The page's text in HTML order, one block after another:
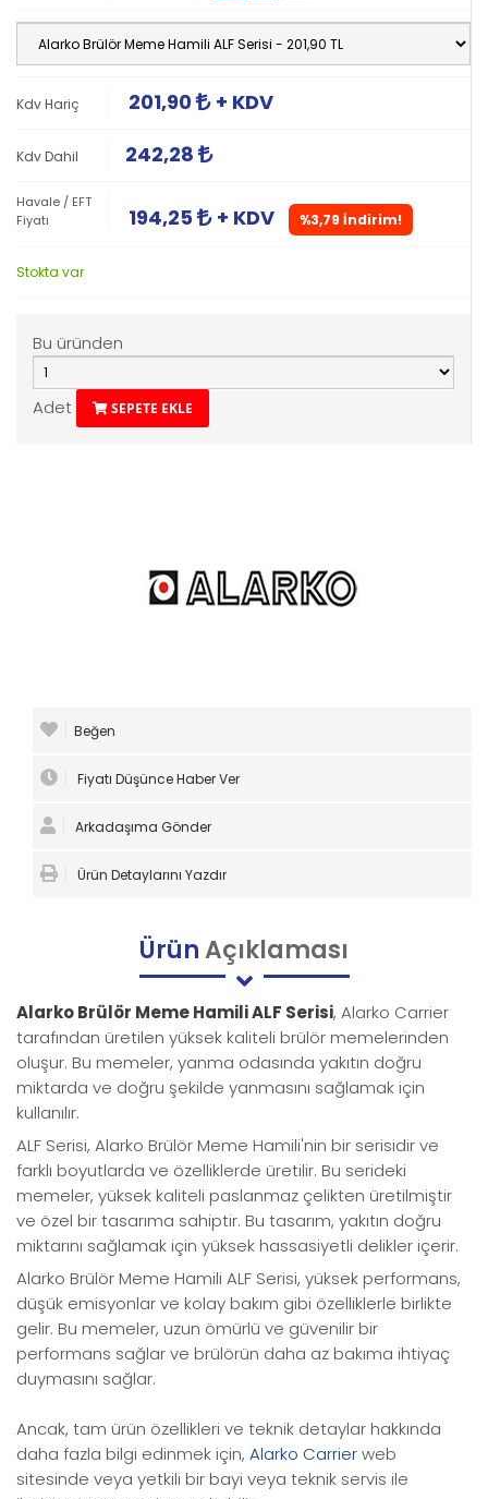
Kdv Hariç 201,90 + KDV
Kdv Dahil 242,28
Havale / EFT
Fiyatı
194,25 + KDV %3,79 İndirim!
Stokta var
Bu üründen
Adet SEPETE EKLE
Beğen
Fiyatı Düşünce Haber Ver
Arkadaşıma Gönder
Ürün Detaylarını Yazdır
ÜrünAçıklaması
Alarko Brülör Meme Hamili ALF Serisi, Alarko Carrier
tarafından üretilen yüksek kaliteli brülör memelerinden
oluşur. Bu memeler, yanma odasında yakıtın doğru
miktarda ve doğru şekilde yanmasını sağlamak için
kullanılır.
ALF Serisi, Alarko Brülör Meme Hamili'nin bir serisidir ve
farklı boyutlarda ve özelliklerde üretilir. Bu serideki
memeler, yüksek kaliteli paslanmaz çelikten üretilmiştir
ve özel bir tasarıma sahiptir. Bu tasarım, yakıtın doğru
miktarını sağlamak için yüksek hassasiyetli delikler içerir.
Alarko Brülör Meme Hamili ALF Serisi, yüksek performans,
düşük emisyonlar ve kolay bakım gibi özelliklerle birlikte
gelir. Bu memeler, uzun ömürlü ve güvenilir bir
performans sağlar ve brülörün daha az bakıma ihtiyaç
duymasını sağlar.
Ancak, tam ürün özellikleri ve teknik detaylar hakkında
daha fazla bilgi edinmek için, Alarko Carrierweb
sitesinde veya yetkili bir bayi veya teknik servis ile